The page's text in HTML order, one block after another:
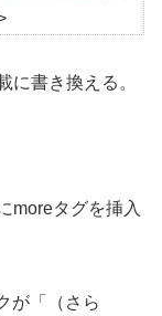
に書き換える。
moreタグを挿入
が「（さら